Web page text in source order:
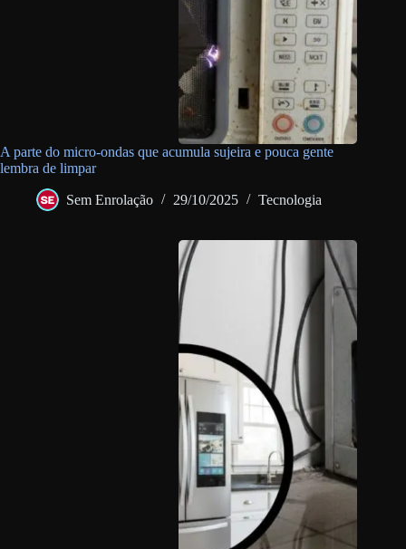
A parte do micro-ondas que acumula sujeira e pouca gente
lembra de limpar
Sem Enrolação 29/10/2025 Tecnologia